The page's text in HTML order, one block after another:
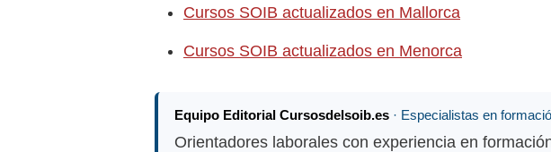
Cursos SOIB actualizados en Mallorca
Cursos SOIB actualizados en Menorca
Equipo Editorial Cursosdelsoib.es · Especialistas en
Orientadores laborales con experiencia en